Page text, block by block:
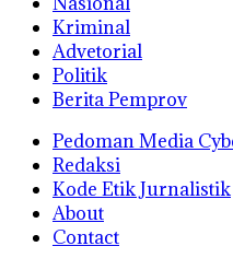
Kriminal
Advetorial
Politik
Berita Pemprov
Pedoman Media
Redaksi
Kode Etik Jurnalistik
About
Contact